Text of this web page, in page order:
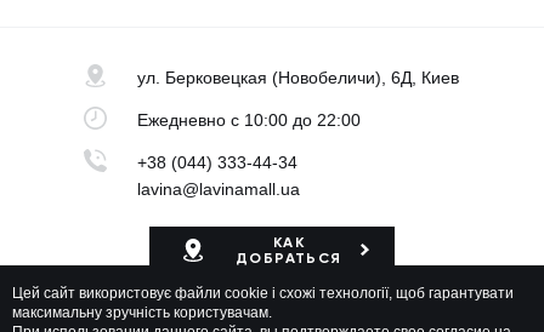
ул. Берковецкая (Новобеличи), 6Д, Киев
Ежедневнос 10:00 до 22:00
+38 (044) 333-44-34
lavina@lavinamall.ua
КАК
ДОБРАТЬСЯ
Карта ТРЦ
Цей сайт використовує файли cookie і схожі технології, щоб гарантувати
максимальну зручність користувачам.